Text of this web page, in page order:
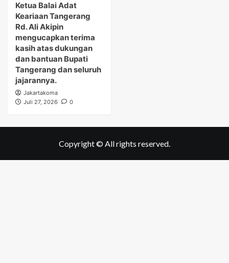
Ketua Balai Adat
Keariaan Tangerang
Rd. Ali Akipin
mengucapkan terima
kasih atas dukungan
dan bantuan Bupati
Tangerang dan seluruh
jajarannya.
Jakartakoma
Juli 27, 2026
0
Copyright © All rights reserved.